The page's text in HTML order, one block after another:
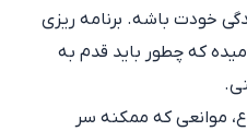
خودت باشه. برنامه ریزی
که چطور باید قدم به
موانعی که ممکنه سر